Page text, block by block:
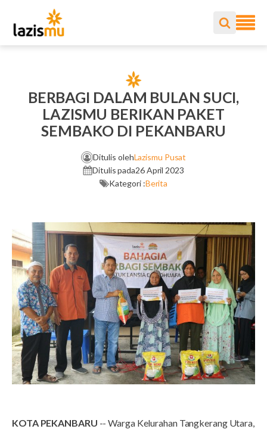
BERBAGI DALAM BULAN SUCI,
LAZISMU BERIKAN PAKET
SEMBAKO DI PEKANBARU
Ditulis olehLazismu Pusat
Ditulis pada26 April 2023
Kategori :Berita
KOTA PEKANBARU -- Warga Kelurahan Tangkerang Utara,